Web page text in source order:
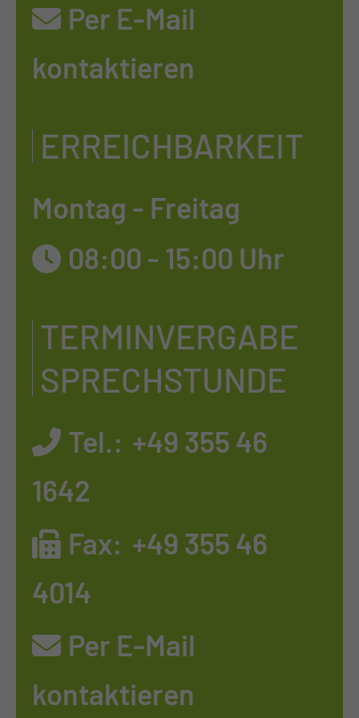
Per E-Mail
kontaktieren
ERREICHBARKEIT
Montag - Freitag
08:00 - 15:00 Uhr
TERMINVERGABE
SPRECHSTUNDE
Tel.: +49 355 46
1642
Fax: +49 355 46
4014
Per E-Mail
kontaktieren